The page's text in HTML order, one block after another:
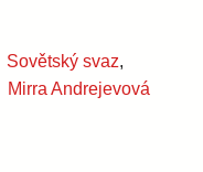
Sovětský svaz,
Mirra Andrejevová